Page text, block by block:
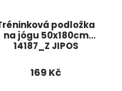
podložka
na jógu 50x180cm
14187_Z JIPOS
169 Kč